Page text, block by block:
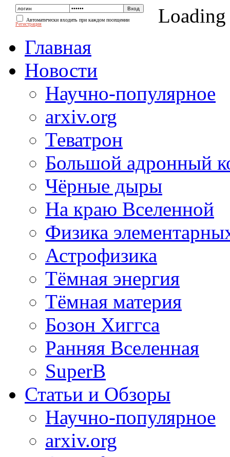
Автоматически входить при каждом посещении
Регистрация
Loading
Главная
Новости
Научно-популярное
arxiv.org
Теватрон
Большой адронный
Чёрные дыры
На краю Вселенной
Физика
Астрофизика
Тёмная энергия
Тёмная материя
Бозон Хиггса
Ранняя Вселенная
SuperB
Статьи и Обзоры
Научно-популярное
arxiv.org